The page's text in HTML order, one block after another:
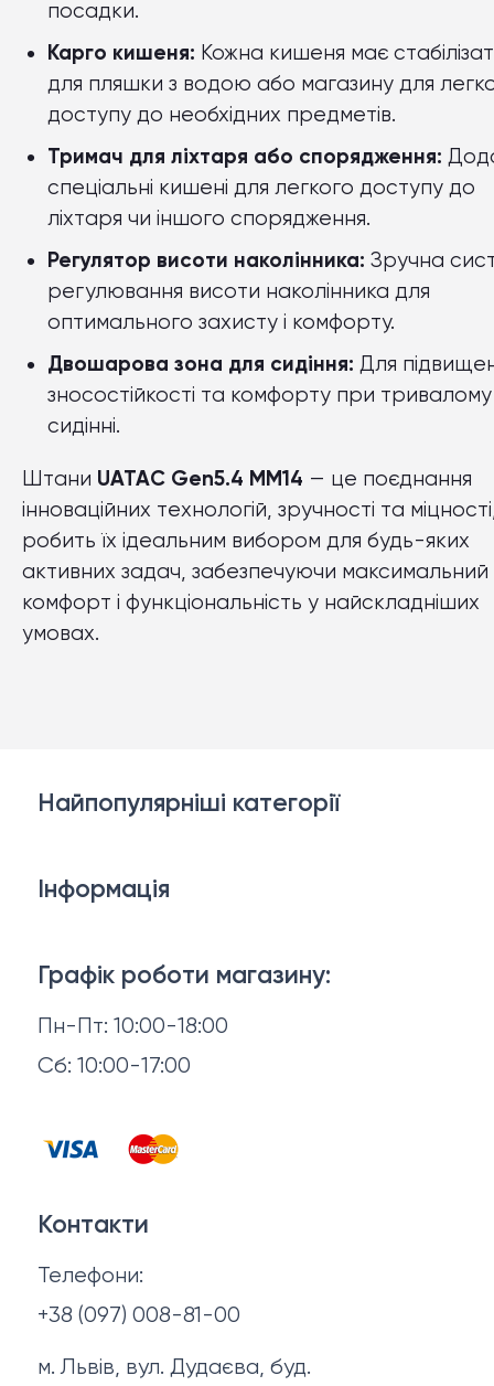
посадки.
Карго кишеня: Кожна кишеня має
для пляшки з водою або магазину для
доступу до необхідних предметів.
Тримач для ліхтаря або спорядження:
спеціальні кишені для легкого доступу до
ліхтаря чи іншого спорядження.
Регулятор висоти наколінника: Зручна
регулювання висоти наколінника для
оптимального захисту і комфорту.
Двошарова зона для сидіння: Для
зносостійкості та комфорту при тривалому
сидінні.
Штани UATAC Gen5.4 ММ14 — це поєднання
інноваційних технологій, зручності та
робить їх ідеальним вибором для будь-яких
активних задач, забезпечуючи максимальний
комфорт і функціональність у найскладніших
умовах.
Графік роботи магазину:
Пн-Пт: 10:00-18:00
Сб: 10:00-17:00
Найпопулярніші категорії
Взуття
Головні убори
Запальнички
Інформація
Відгуки
Договір оферти
Політика конфіденційності
Про нас
Контакти
Телефони:
+38 (097) 008-81-00
м. Львів, вул. Дудаєва, буд.